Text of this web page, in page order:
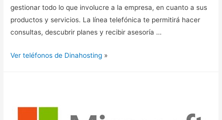
gestionar todo lo que involucre a la empresa, en cuanto a sus
productos y servicios. La línea telefónica te permitirá hacer
consultas, descubrir planes y recibir asesoría …
Ver teléfonos de Dinahosting »